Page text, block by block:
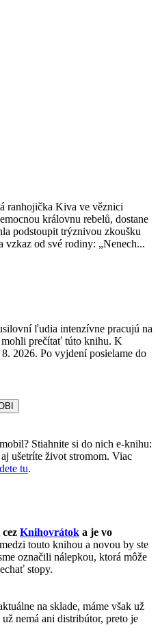
ranhojička Kiva ve věznici
královnu rebelů, dostane
podstoupit trýznivou zkoušku
od své rodiny: „Nenech...
ľudia intenzívne pracujú na
mohli prečítať túto knihu. K
2026. Po vyjdení posielame do
Stiahnite si do nich e-knihu:
ušetríte život stromom. Viac
tu.
Knihovrátok a je vo
touto knihou a novou by ste
označili nálepkou, ktorá môže
stopy.
na sklade, máme však už
nemá ani distribútor, preto je